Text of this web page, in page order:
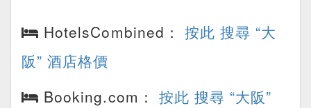
HotelsCombined： 按此 搜尋 “大
阪” 酒店格價
Booking.com： 按此 搜尋 “大阪”